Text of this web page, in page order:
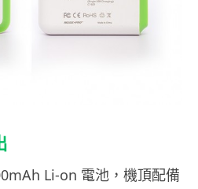
Li-on 電池，機頂配備